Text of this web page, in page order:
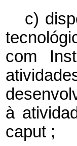
c)
com
à
caput ;